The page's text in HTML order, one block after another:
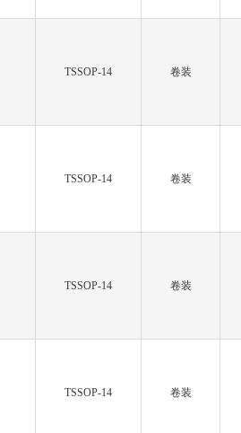
TSSOP-14 卷装
TSSOP-14 卷装
TSSOP-14 卷装
TSSOP-14 卷装